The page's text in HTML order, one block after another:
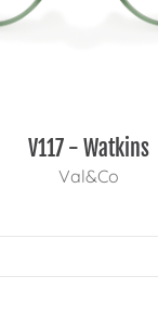
V117 - Watkins
Val&Co